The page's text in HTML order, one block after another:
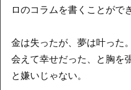
ロのコラムを書くことがで
金は失ったが、夢は叶った
会えて幸せだった、と胸を
と嫌いじゃない。